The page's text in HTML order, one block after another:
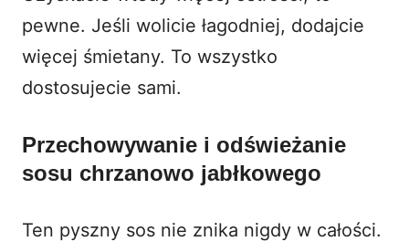
pewne. Jeśli wolicie łagodniej, dodajcie
więcej śmietany. To wszystko
dostosujecie sami.
Przechowywanie i odświeżanie
sosu chrzanowo jabłkowego
Ten pyszny sos nie znika nigdy w całości.